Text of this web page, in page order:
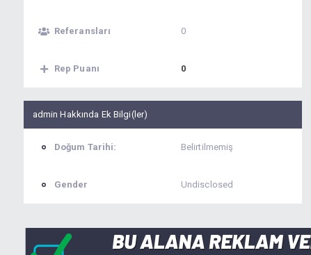
Referansları 0
Rep Puanı 0
admin Hakkında Ek Bilgi(ler)
Doğum Tarihi: Belirtilmemiş
Gender Undisclosed